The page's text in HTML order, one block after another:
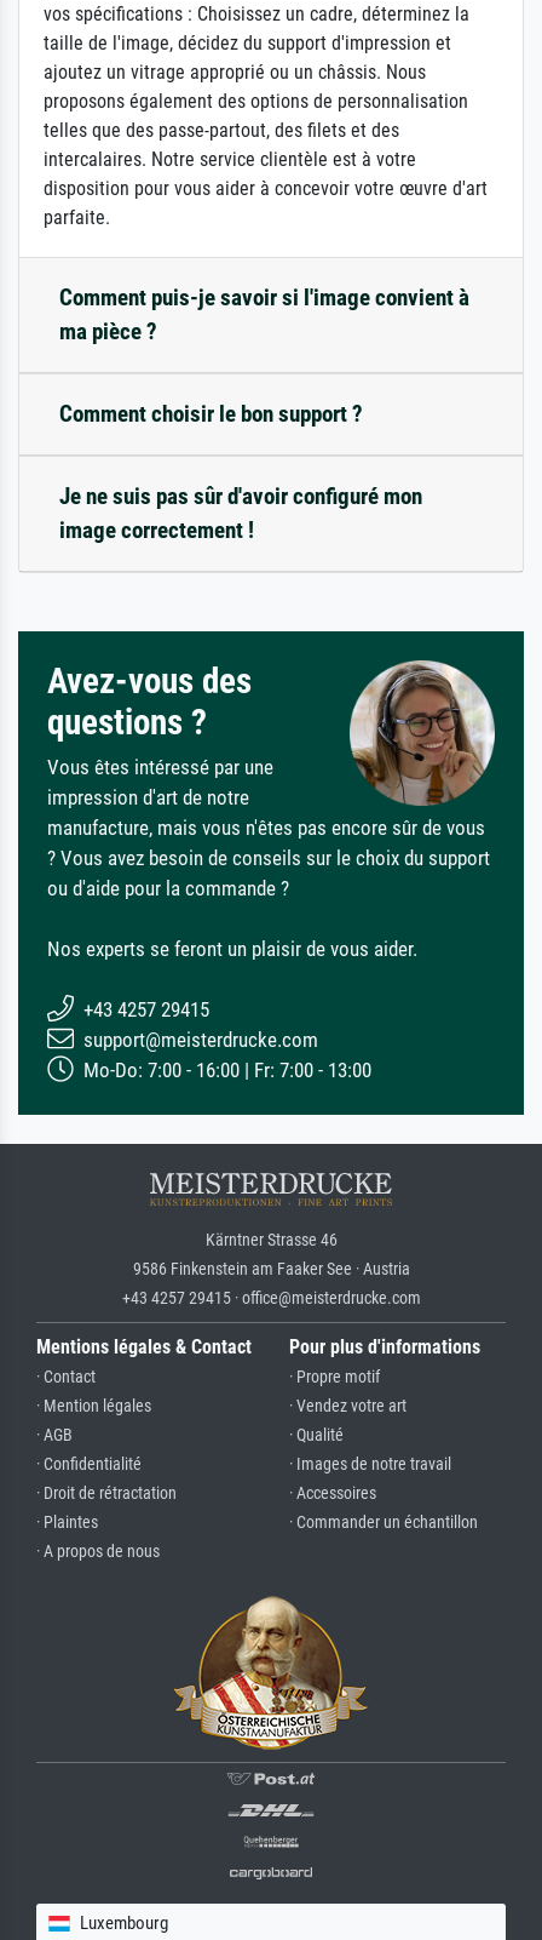
vos spécifications : Choisissez un cadre, déterminez la
taille de l'image, décidez du support d'impression et
ajoutez un vitrage approprié ou un châssis. Nous
proposons également des options de personnalisation
telles que des passe-partout, des filets et des
intercalaires. Notre service clientèle est à votre
disposition pour vous aider à concevoir votre œuvre d'art
parfaite.
Comment puis-je savoir si l'image convient à
ma pièce ?
Comment choisir le bon support ?
Je ne suis pas sûr d'avoir configuré mon
image correctement !
Avez-vous des
questions ?
Vous êtes intéressé par une
impression d'art de notre
manufacture, mais vous n'êtes pas encore sûr de vous
? Vous avez besoin de conseils sur le choix du support
ou d'aide pour la commande ?
Nos experts se feront un plaisir de vous aider.
+43 4257 29415
support@meisterdrucke.com
Mo-Do: 7:00 - 16:00 | Fr: 7:00 - 13:00
Kärntner Strasse 46
9586 Finkenstein am Faaker See · Austria
+43 4257 29415 · office@meisterdrucke.com
Mentions légales & Contact
· Contact
· Mention légales
· AGB
· Confidentialité
· Droit de rétractation
· Plaintes
· A propos de nous
Pour plus d'informations
· Propre motif
· Vendez votre art
· Qualité
· Images de notre travail
· Accessoires
· Commander un échantillon
Luxembourg